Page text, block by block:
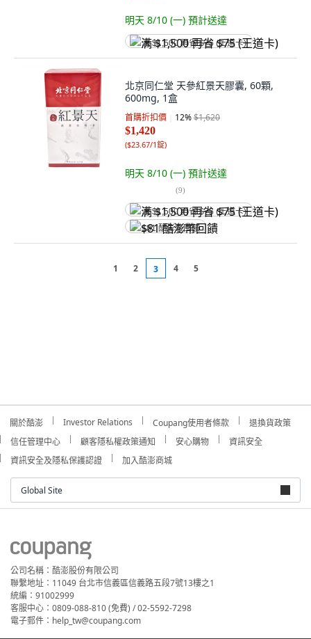
明天 8/10 (一) 預計送達
满 $1,500 再省 $75 (王道卡)
北京同仁堂 天參紅景天膠囊, 60顆,
600mg, 1盒
首購折扣價 12%$1,620
$1,420
($23.67/1錠)
明天 8/10 (一) 預計送達
(9)
满 $1,500 再省 $75 (王道卡)
$81 酷澎幣回饋
1 2 3 4 5
關於酷澎 Investor Relations Coupang使用者條款
退換貨政策
信任管理中心
顧客隱私權政策通知 安心購物
資訊安全
資訊安全及隱私保護認證
加入酷澎商城
Global Site
公司名稱：酷澎股份有限公司
聯繫地址：11049 台北市信義區信義路五段7號13樓之1
統編：91002999
客服中心：0809-088-810 (免費) / 02-5592-7298
電子郵件：help_tw@coupang.com